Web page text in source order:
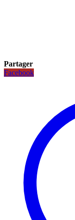
Partager
Facebook